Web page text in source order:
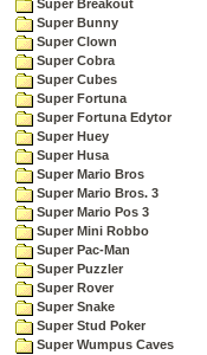
Super Breakout
Super Bunny
Super Clown
Super Cobra
Super Cubes
Super Fortuna
Super Fortuna Edytor
Super Huey
Super Husa
Super Mario Bros
Super Mario Bros. 3
Super Mario Pos 3
Super Mini Robbo
Super Pac-Man
Super Puzzler
Super Rover
Super Snake
Super Stud Poker
Super Wumpus Caves